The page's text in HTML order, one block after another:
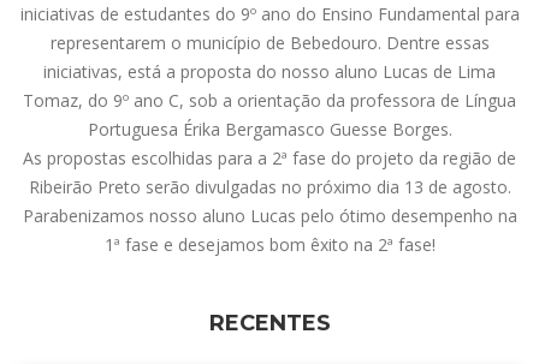
iniciativas de estudantes do 9º ano do Ensino Fundamental para
representarem o município de Bebedouro. Dentre essas
iniciativas, está a proposta do nosso aluno Lucas de Lima
Tomaz, do 9º ano C, sob a orientação da professora de Língua
Portuguesa Érika Bergamasco Guesse Borges.
As propostas escolhidas para a 2ª fase do projeto da região de
Ribeirão Preto serão divulgadas no próximo dia 13 de agosto.
Parabenizamos nosso aluno Lucas pelo ótimo desempenho na
1ª fase e desejamos bom êxito na 2ª fase!
RECENTES